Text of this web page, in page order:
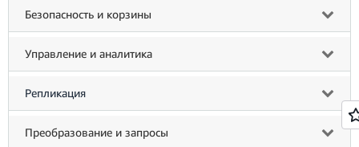
Безопасность и корзины
Управление и аналитика
Репликация
Преобразование и запросы